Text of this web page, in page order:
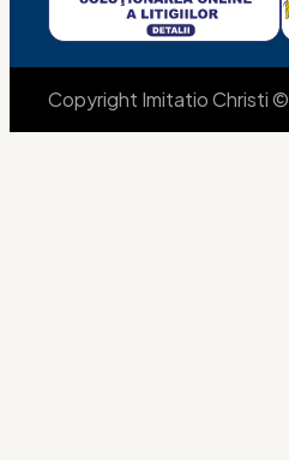
Copyright Imitatio Christi